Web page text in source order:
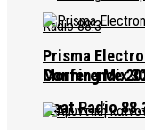
Morning Mix
Heat Radio
Prisma
Conference